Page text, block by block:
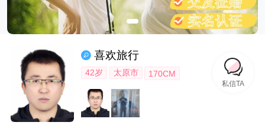
喜欢旅行
42岁 太原市 170CM
私信TA